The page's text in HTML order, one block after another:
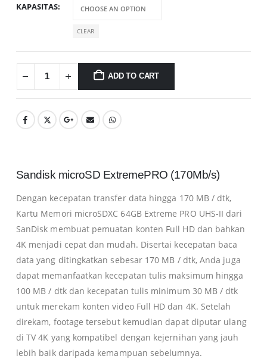
KAPASITAS
CLEAR
ADD TO CART
Sandisk microSD ExtremePRO (170Mb/s)
Dengan kecepatan transfer data hingga 170 MB / dtk,
Kartu Memori microSDXC 64GB Extreme PRO UHS-II dari
SanDisk membuat pemuatan konten Full HD dan bahkan
4K menjadi cepat dan mudah. Disertai kecepatan baca
data yang ditingkatkan sebesar 170 MB / dtk, Anda juga
dapat memanfaatkan kecepatan tulis maksimum hingga
100 MB / dtk dan kecepatan tulis minimum 30 MB / dtk
untuk merekam konten video Full HD dan 4K. Setelah
direkam, footage tersebut kemudian dapat diputar ulang
di TV 4K yang kompatibel dengan kejernihan yang jauh
lebih baik daripada kemampuan sebelumnya.